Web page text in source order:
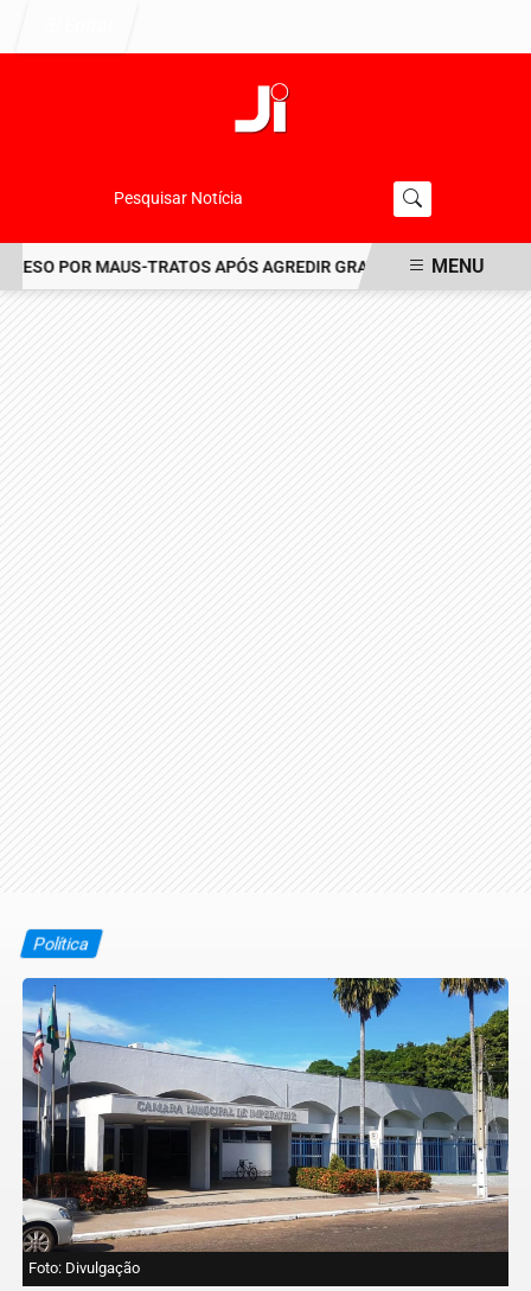
Pesquisar Notícia
POR MAUS-TRATOS APÓS AGREDIR GRAVEMENTE CACHORRO
MENU
Política
Foto: Divulgação